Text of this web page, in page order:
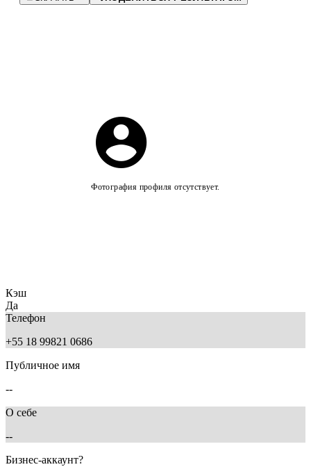
Фотография профиля отсутствует.
Кэш
Да
Телефон
+55 18 99821 0686
Публичное имя
--
О себе
--
Бизнес-аккаунт?